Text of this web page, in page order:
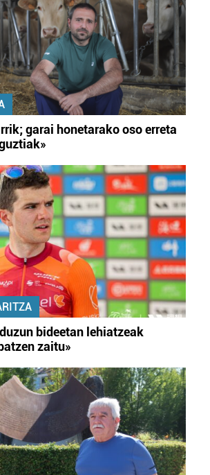
garai honetarako oso erreta
bideetan lehiatzeak
zaitu»